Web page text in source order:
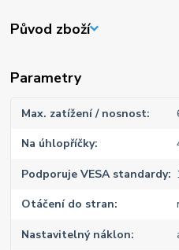
Původ zboží
Parametry
Max. zatížení / nosnost
Na úhlopříčky
Podporuje VESA standardy
Otáčení do stran
Nastavitelný náklon